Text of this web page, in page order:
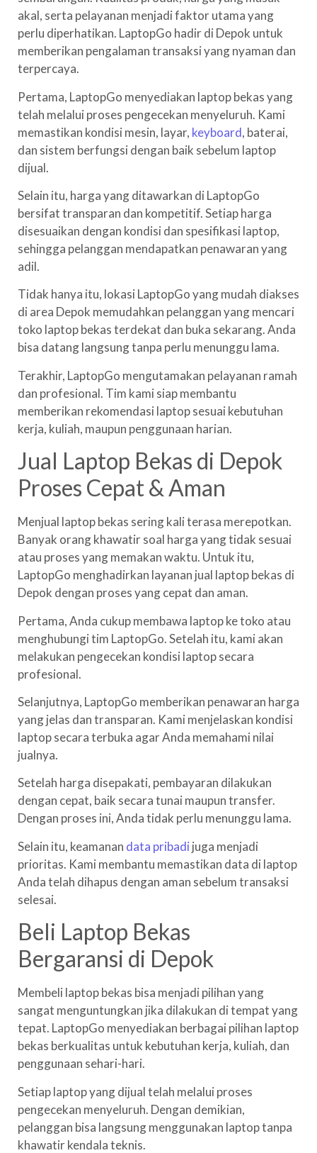
akal, serta pelayanan menjadi faktor utama yang
perlu diperhatikan. LaptopGo hadir di Depok untuk
memberikan pengalaman transaksi yang nyaman dan
terpercaya.
Pertama, LaptopGo menyediakan laptop bekas yang
telah melalui proses pengecekan menyeluruh. Kami
memastikan kondisi mesin, layar, keyboard, baterai,
dan sistem berfungsi dengan baik sebelum laptop
dijual.
Selain itu, harga yang ditawarkan di LaptopGo
bersifat transparan dan kompetitif. Setiap harga
disesuaikan dengan kondisi dan spesifikasi laptop,
sehingga pelanggan mendapatkan penawaran yang
adil.
Tidak hanya itu, lokasi LaptopGo yang mudah diakses
di area Depok memudahkan pelanggan yang mencari
toko laptop bekas terdekat dan buka sekarang. Anda
bisa datang langsung tanpa perlu menunggu lama.
Terakhir, LaptopGo mengutamakan pelayanan ramah
dan profesional. Tim kami siap membantu
memberikan rekomendasi laptop sesuai kebutuhan
kerja, kuliah, maupun penggunaan harian.
Jual Laptop Bekas di Depok
Proses Cepat & Aman
Menjual laptop bekas sering kali terasa merepotkan.
Banyak orang khawatir soal harga yang tidak sesuai
atau proses yang memakan waktu. Untuk itu,
LaptopGo menghadirkan layanan jual laptop bekas di
Depok dengan proses yang cepat dan aman.
Pertama, Anda cukup membawa laptop ke toko atau
menghubungi tim LaptopGo. Setelah itu, kami akan
melakukan pengecekan kondisi laptop secara
profesional.
Selanjutnya, LaptopGo memberikan penawaran harga
yang jelas dan transparan. Kami menjelaskan kondisi
laptop secara terbuka agar Anda memahami nilai
jualnya.
Setelah harga disepakati, pembayaran dilakukan
dengan cepat, baik secara tunai maupun transfer.
Dengan proses ini, Anda tidak perlu menunggu lama.
Selain itu, keamanan data pribadi juga menjadi
prioritas. Kami membantu memastikan data di laptop
Anda telah dihapus dengan aman sebelum transaksi
selesai.
Beli Laptop Bekas
Bergaransi di Depok
Membeli laptop bekas bisa menjadi pilihan yang
sangat menguntungkan jika dilakukan di tempat yang
tepat. LaptopGo menyediakan berbagai pilihan laptop
bekas berkualitas untuk kebutuhan kerja, kuliah, dan
penggunaan sehari-hari.
Setiap laptop yang dijual telah melalui proses
pengecekan menyeluruh. Dengan demikian,
pelanggan bisa langsung menggunakan laptop tanpa
khawatir kendala teknis.